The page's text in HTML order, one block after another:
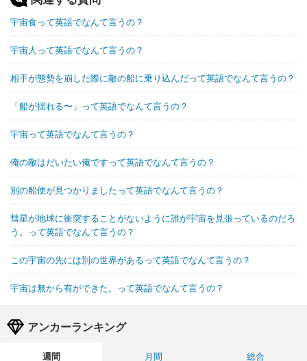
宇宙食って英語でなんて言うの？
宇宙人って英語でなんて言うの？
相手が態勢を崩した際に敵の船に乗り込んだって英語でなんて言うの？
「船が揺れる〜」って英語でなんて言うの？
宇宙って英語でなんて言うの？
俺の敵はだいたい俺ですって英語でなんて言うの？
別の船便が見つかりましたって英語でなんて言うの？
彗星が地球に衝突することがないように誰が宇宙を見張っているのだろ
う。って英語でなんて言うの？
この宇宙の先には別の世界があるって英語でなんて言うの？
宇宙は無から有ができた。って英語でなんて言うの？
アンカーランキング
週間 月間
総合